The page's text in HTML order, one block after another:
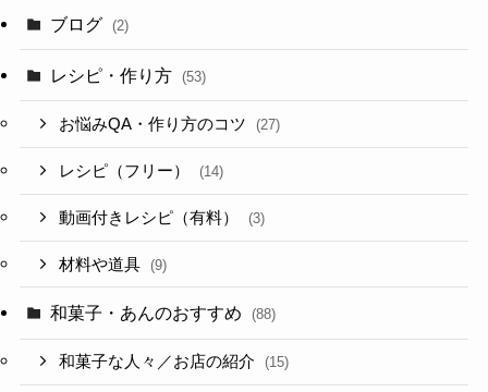
ブログ (2)
レシピ・作り方 (53)
お悩みQA・作り方のコツ (27)
レシピ（フリー） (14)
動画付きレシピ（有料） (3)
材料や道具 (9)
和菓子・あんのおすすめ (88)
和菓子な人々／お店の紹介 (15)